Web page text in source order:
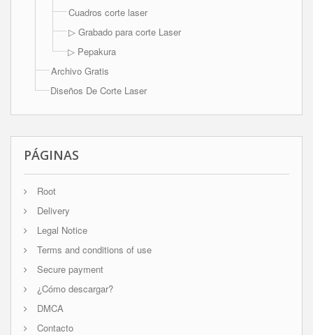
Cuadros corte laser
▷ Grabado para corte Laser
▷ Pepakura
Archivo Gratis
Diseños De Corte Laser
PÁGINAS
Root
Delivery
Legal Notice
Terms and conditions of use
Secure payment
¿Cómo descargar?
DMCA
Contacto